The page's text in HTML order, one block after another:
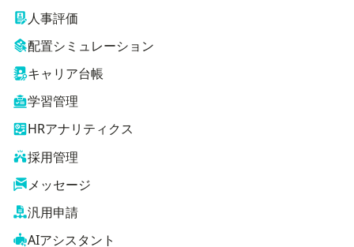
人事評価
配置シミュレーション
キャリア台帳
学習管理
HRアナリティクス
採用管理
メッセージ
汎用申請
AIアシスタント